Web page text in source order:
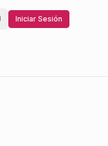
Iniciar Sesión